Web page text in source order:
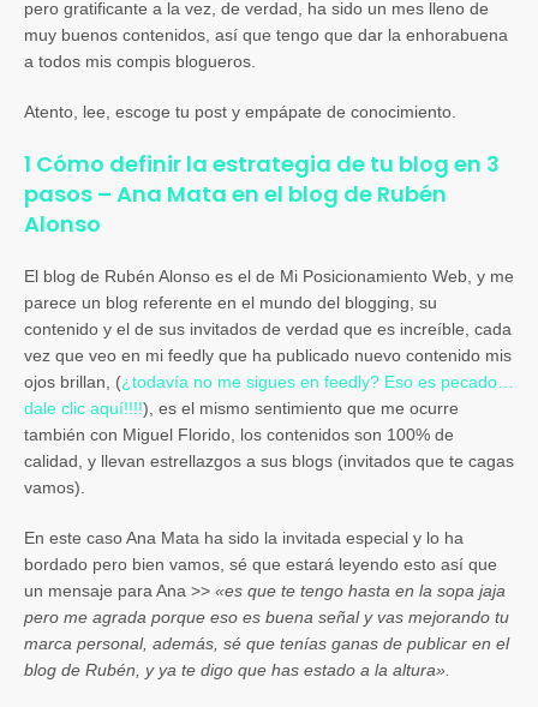
pero gratificante a la vez, de verdad, ha sido un mes lleno de
muy buenos contenidos, así que tengo que dar la enhorabuena
a todos mis compis blogueros.
Atento, lee, escoge tu post y empápate de conocimiento.
1 Cómo definir la estrategia de tu blog en 3
pasos – Ana Mata en el blog de Rubén
Alonso
El blog de Rubén Alonso es el de Mi Posicionamiento Web, y me
parece un blog referente en el mundo del blogging, su
contenido y el de sus invitados de verdad que es increíble, cada
vez que veo en mi feedly que ha publicado nuevo contenido mis
ojos brillan, (¿todavía no me sigues en feedly? Eso es pecado…
dale clic aquí!!!!), es el mismo sentimiento que me ocurre
también con Miguel Florido, los contenidos son 100% de
calidad, y llevan estrellazgos a sus blogs (invitados que te cagas
vamos).
En este caso Ana Mata ha sido la invitada especial y lo ha
bordado pero bien vamos, sé que estará leyendo esto así que
un mensaje para Ana >> «es que te tengo hasta en la sopa jaja
pero me agrada porque eso es buena señal y vas mejorando tu
marca personal, además, sé que tenías ganas de publicar en el
blog de Rubén, y ya te digo que has estado a la altura».